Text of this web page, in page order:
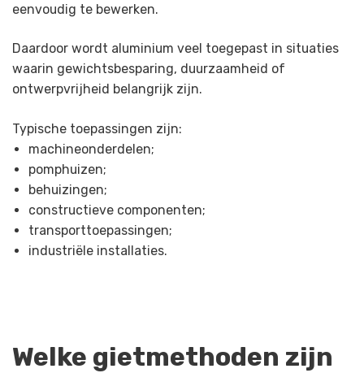
eenvoudig te bewerken.
Daardoor wordt aluminium veel toegepast in situaties
waarin gewichtsbesparing, duurzaamheid of
ontwerpvrijheid belangrijk zijn.
Typische toepassingen zijn:
machineonderdelen;
pomphuizen;
behuizingen;
constructieve componenten;
transporttoepassingen;
industriële installaties.
Welke gietmethoden zijn